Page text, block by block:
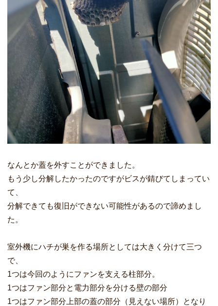
なんとか蓋を外すことができました。
もう少し分解したかったのですがビスが錆びてしまってい
て、
分解できても復旧ができない可能性があるので諦めまし
た。
室外機にハチが巣を作る場所としては大きく分けて三つ
で、
1つは今回のようにファンを支える柱部分。
1つはファン部分と電力部分を分ける壁の部分
1つはファン部分上部の蓋の部分（見えない場所）となり